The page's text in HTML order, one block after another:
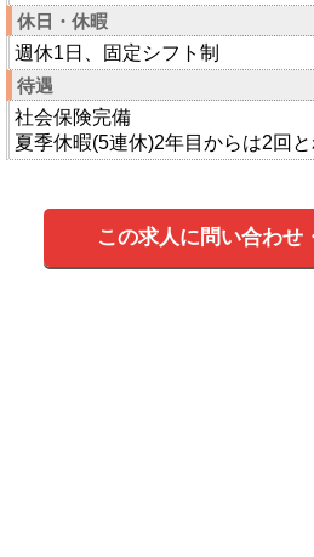
休日・休暇
週休1日、固定シフト制
待遇
社会保険完備
夏季休暇(5連休)2年目からは2回と
この求人に問い合わせ